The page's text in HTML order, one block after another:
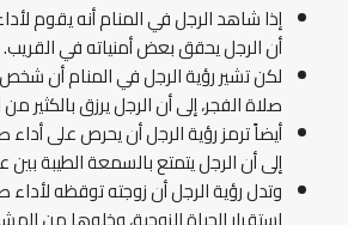
إذا شاهد الرجل في المنام أنه يقوم
أن الرجل يحقق بعض أمنياته في القريب.
لكن تشير رؤية الرجل في المنام أن
صلاة الفجر، إلى أن الرجل يرزق بالكثير
أيضاً ترمز رؤية الرجل أن يحرص على
إلى أن الرجل يتمتع بالسمعة الطيبة بين
وتدل رؤية الرجل أن زوجته توقظه لأداء